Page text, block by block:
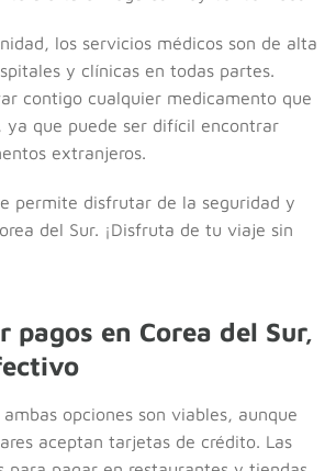
los servicios médicos son de alta
y clínicas en todas partes.
contigo cualquier medicamento que
ya que puede ser difícil encontrar
extranjeros.
permite disfrutar de la seguridad y
del Sur. ¡Disfruta de tu viaje sin
pagos en Corea del Sur,
ambas opciones son viables, aunque
aceptan tarjetas de crédito. Las